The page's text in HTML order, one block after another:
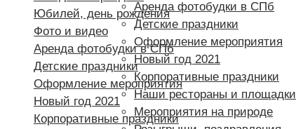
Аренда фотобудки в СПб
Детские праздники
Оформление мероприятия
Новый год 2021
Корпоративные праздники
Наши рестораны и площадки
Мероприятия на природе
Юбилей, день рождения
Фото и видео
Аренда фотобудки в СПб
Детские праздники
Оформление мероприятия
Новый год 2021
Корпоративные праздники